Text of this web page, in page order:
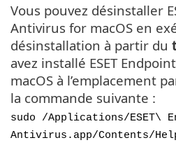
Vous pouvez désinstaller
Antivirus for macOS en
désinstallation à partir du
avez installé ESET
macOS à l’emplacement
la commande suivante :
sudo /Applications/ESET\
Antivirus.app/Contents/